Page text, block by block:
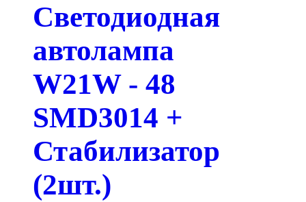
Светодиодная
автолампа
W21W - 48
SMD3014 +
Стабилизатор
(2шт.)